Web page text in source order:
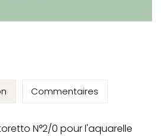
N°2/0 pour l'aquarelle
Commentaires